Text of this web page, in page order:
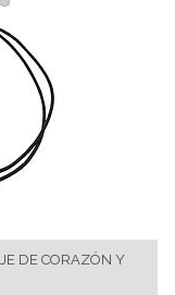
DE CORAZÓN Y